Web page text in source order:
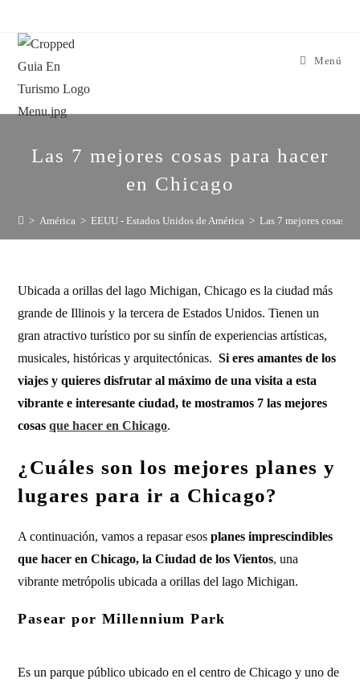
Menú
Las 7 mejores cosas para hacer
en Chicago
> América > EEUU - Estados Unidos de América > Las 7 mejores cosas
Ubicada a orillas del lago Michigan, Chicago es la ciudad más
grande de Illinois y la tercera de Estados Unidos. Tienen un
gran atractivo turístico por su sinfín de experiencias artísticas,
musicales, históricas y arquitectónicas. Si eres amantes de los
viajes y quieres disfrutar al máximo de una visita a esta
vibrante e interesante ciudad, te mostramos 7 las mejores
cosasque hacer en Chicago.
¿Cuáles son los mejores planes y
lugares para ir a Chicago?
A continuación, vamos a repasar esosplanes imprescindibles
que hacer en Chicago, la Ciudad de los Vientos, una
vibrante metrópolis ubicada a orillas del lago Michigan.
Pasear por Millennium Park
Es un parque público ubicado en el centro de Chicago y uno de